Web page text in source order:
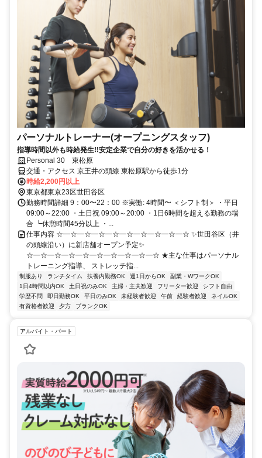
パーソナルトレーナー(オープニングスタッフ)
指導時間以外も時給発生!!安定企業で自分の好きを活かせる！
Personal 30 東松原
交通・アクセス 京王井の頭線 東松原駅から徒歩1分
時給2,200円以上
東京都東京23区世田谷区
勤務時間詳細 9：00〜22：00 ※実働: 4時間〜 ＜シフト制＞ ・平日
09:00～22:00 ・土日祝 09:00～20:00 ・1日6時間を超える勤務の場
合 ┗休憩時間45分以上 ・...
仕事内容 ☆━☆━☆━☆━☆━☆━☆━☆━☆━☆ ✨世田谷区（井
の頭線沿い）に新店舗オープン予定✨
☆━☆━☆━☆━☆━☆━☆━☆━☆━☆ ★主な仕事はパーソナル
トレーニング指導、 ストレッチ指...
制服あり ランチタイム 扶養内勤務OK 週1日からOK
副業・WワークOK
1日4時間以内OK
土日祝のみOK 主婦・主夫歓迎 フリーター歓迎
シフト自由
学歴不問
即日勤務OK 平日のみOK 未経験者歓迎 午前 経験者歓迎
ネイルOK
有資格者歓迎
夕方 ブランクOK
アルバイト・パート